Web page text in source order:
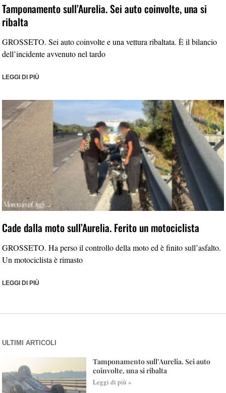
Tamponamento sull’Aurelia. Sei auto coinvolte, una si
ribalta
GROSSETO. Sei auto coinvolte e una vettura ribaltata. È il bilancio
dell’incidente avvenuto nel tardo
LEGGI DI PIÙ
Cade dalla moto sull’Aurelia. Ferito un motociclista
GROSSETO. Ha perso il controllo della moto ed è finito sull’asfalto.
Un motociclista è rimasto
LEGGI DI PIÙ
ULTIMI ARTICOLI
Tamponamento sull’Aurelia. Sei auto
coinvolte, una si ribalta
Leggi di più »